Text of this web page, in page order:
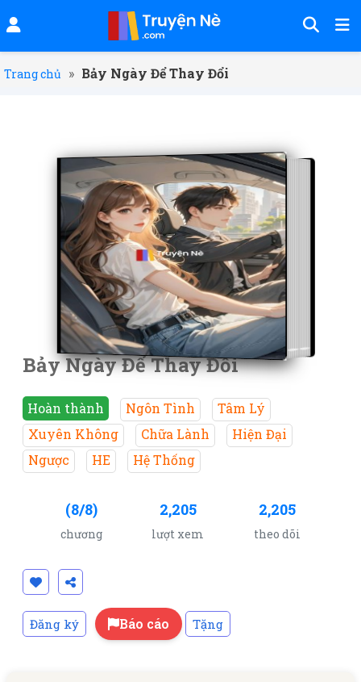
Trang chủ » Bảy Ngày Để Thay Đổi
Bảy Ngày Để Thay Đổi
Hoàn thành Ngôn Tình
Tâm Lý
Xuyên Không
Chữa Lành
Hiện Đại
Ngược
HE Hệ Thống
(8/8)
chương
2,205
lượt xem
2,205
theo dõi
Đăng ký Báo cáo Tặng